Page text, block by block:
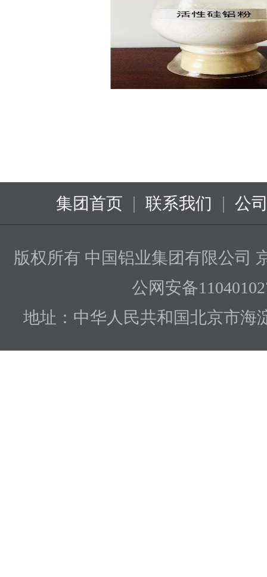
集团首页 | 联系我们 | 公
版权所有 中国铝业集团有限公司
公网安备
地址：中华人民共和国北京市海